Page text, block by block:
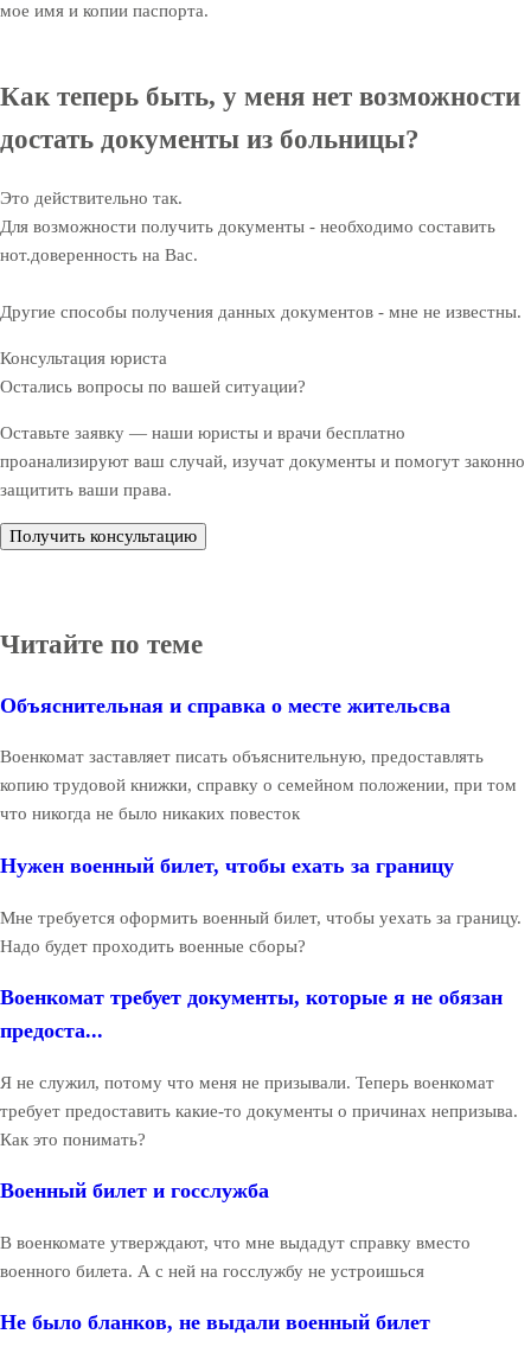
мое имя и копии паспорта.
Как теперь быть, у меня нет возможности
достать документы из больницы?
Это действительно так.
Для возможности получить документы - необходимо составить
нот.доверенность на Вас.
Другие способы получения данных документов - мне не известны.
Консультация юриста
Остались вопросы по вашей ситуации?
Оставьте заявку — наши юристы и врачи бесплатно
проанализируют ваш случай, изучат документы и помогут законно
защитить ваши права.
Получить консультацию
Читайте по теме
Объяснительная и справка о месте жительсва
Военкомат заставляет писать объяснительную, предоставлять
копию трудовой книжки, справку о семейном положении, при том
что никогда не было никаких повесток
Нужен военный билет, чтобы ехать за границу
Мне требуется оформить военный билет, чтобы уехать за границу.
Надо будет проходить военные сборы?
Военкомат требует документы, которые я не обязан
предоста...
Я не служил, потому что меня не призывали. Теперь военкомат
требует предоставить какие-то документы о причинах непризыва.
Как это понимать?
Военный билет и госслужба
В военкомате утверждают, что мне выдадут справку вместо
военного билета. А с ней на госслужбу не устроишься
Не было бланков, не выдали военный билет